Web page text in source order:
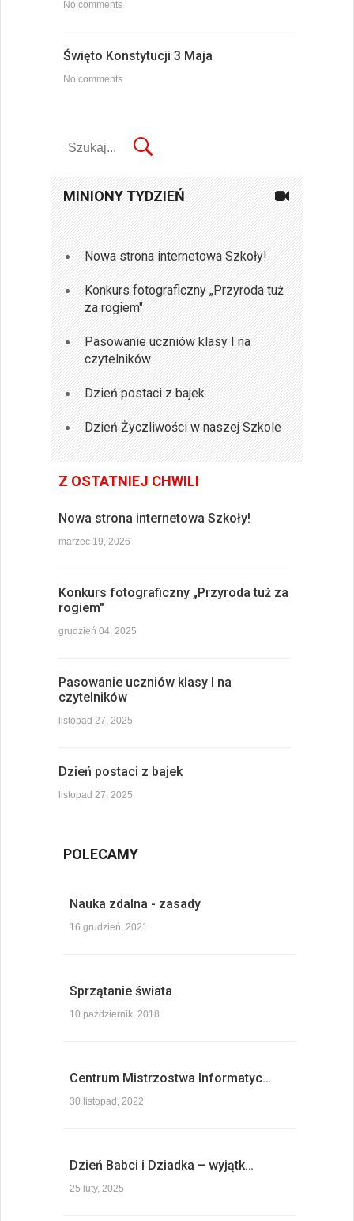
No comments
Święto Konstytucji 3 Maja
No comments
MINIONY TYDZIEŃ
Nowa strona internetowa Szkoły!
Konkurs fotograficzny „Przyroda tuż
za rogiem"
Pasowanie uczniów klasy I na
czytelników
Dzień postaci z bajek
Dzień Życzliwości w naszej Szkole
Z OSTATNIEJ CHWILI
Nowa strona internetowa Szkoły!
marzec 19, 2026
Konkurs fotograficzny „Przyroda tuż za
rogiem"
grudzień 04, 2025
Pasowanie uczniów klasy I na
czytelników
listopad 27, 2025
Dzień postaci z bajek
listopad 27, 2025
POLECAMY
Nauka zdalna - zasady
16 grudzień, 2021
Sprzątanie świata
10 październik, 2018
Centrum Mistrzostwa Informatyc…
30 listopad, 2022
Dzień Babci i Dziadka – wyjątk…
25 luty, 2025